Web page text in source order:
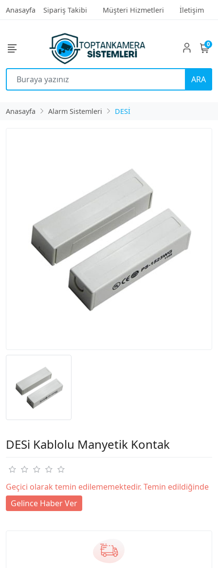
Anasayfa Sipariş Takibi Müşteri Hizmetleri İletişim
ARA
0
Anasayfa Alarm Sistemleri DESİ
DESi Kablolu Manyetik Kontak
Geçici olarak temin edilememektedir. Temin edildiğinde
Gelince Haber Ver